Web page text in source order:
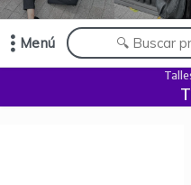
CONTACTO
Menú
Comprá online productos de en